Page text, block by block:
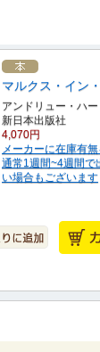
マルクス・イン
アンドリュー・ハ
新日本出版社
4,070円
メーカーに在庫有
通常1週間~4週間
い場合もございます